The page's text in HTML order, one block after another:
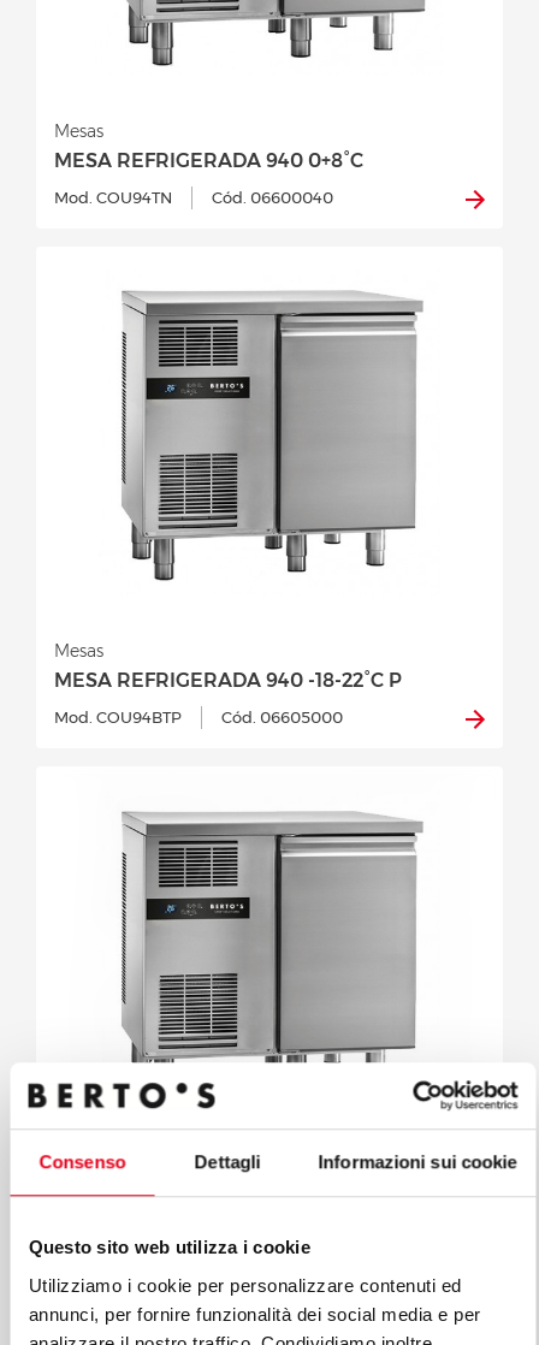
Consenso Dettagli Informazioni sui cookie
Questo sito web utilizza i cookie
Utilizziamo i cookie per personalizzare contenuti ed
annunci, per fornire funzionalità dei social media e per
MESA REFRIGERADA 940 0+8°C
Mesas
Mod. COU94TN Cód. 06600040
MESA REFRIGERADA 940 -18-22°C P
Mesas
Mod. COU94BTP Cód. 06605000
MESA REFRIGERADA 940 -18-22°C PR
Mesas
Mod. COU94BTPR Cód. 06605010